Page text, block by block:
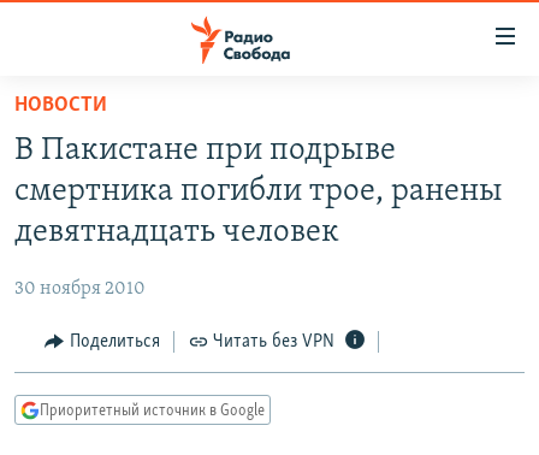
упрощенного
доступа
основному
Вернутся
Вернутся
АВТОРСКИЕ ПРОЕКТЫ
МНЕНИЯ
КУЛЬТУРА
КАВКАЗ.РЕАЛИИ
НОВОСТИ
В Пакистане при подрыве
смертника погибли трое, ранены
девятнадцать человек
30 ноября 2010
Поделиться Читать без VPN
Приоритетный источник в Google